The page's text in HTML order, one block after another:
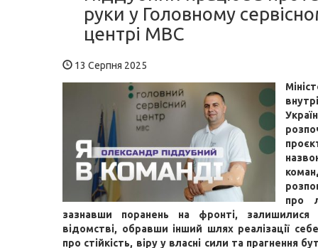
руки у Головному
центрі МВС
13 Серпня 2025
про
зазнавши поранень на фронті,
відомстві, обравши інший шлях реалізації
про стійкість, віру у власні сили та прагнення